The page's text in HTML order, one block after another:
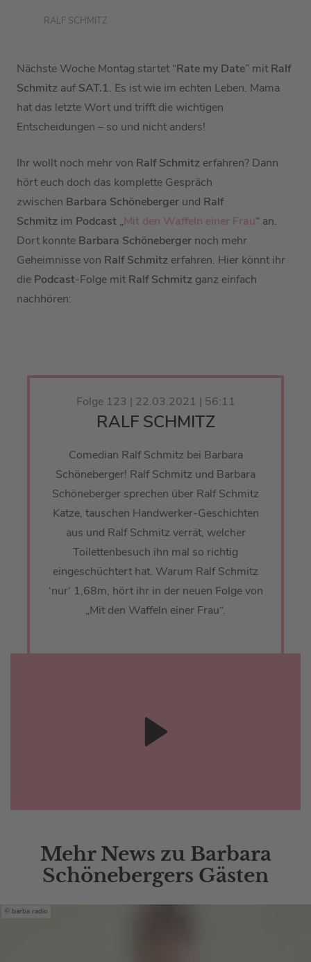
RALF SCHMITZ
Nächste Woche Montag startet “Rate my Date” mit Ralf
Schmitz aufSAT.1. Es ist wie im echten Leben. Mama
hat das letzte Wort und trifft die wichtigen
Entscheidungen – so und nicht anders!
Ihr wollt noch mehr von Ralf Schmitz erfahren? Dann
hört euch doch das komplette Gespräch
zwischen Barbara Schöneberger und Ralf
Schmitz im Podcast „Mit den Waffeln einer Frau“ an.
Dort konnte Barbara Schöneberger noch mehr
Geheimnisse von Ralf Schmitz erfahren. Hier könnt ihr
die Podcast-Folge mit Ralf Schmitz ganz einfach
nachhören:
Folge 123 | 22.03.2021 | 56:11
RALF SCHMITZ
Comedian Ralf Schmitz bei Barbara
Schöneberger! Ralf Schmitz und Barbara
Schöneberger sprechen über Ralf Schmitz
Katze, tauschen Handwerker-Geschichten
aus und Ralf Schmitz verrät, welcher
Toilettenbesuch ihn mal so richtig
eingeschüchtert hat. Warum Ralf Schmitz
‘nur‘ 1,68m, hört ihr in der neuen Folge von
„Mit den Waffeln einer Frau“.
Mehr News zu Barbara
Schönebergers Gästen
barba radio